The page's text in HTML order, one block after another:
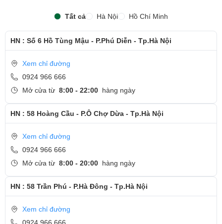
Bảo mật toàn diện chuẩn doanh nghiệp
Workstation HP còn được trang bị công nghệ chống nhìn trộm HP
Sure View Reflect, bảo mật hiển thị trên màn hình laptop, khi người
khác quan sát từ 2 phía sẽ không thể thấy được thông tin. Không
chỉ bảo mật ở màn hình, máy còn được trang bị thiết bị cảm biến
vân tay hiện đại mà hầu hết các laptop đời mới đều sở hữu, với
người khác biết được cách đăng nhập. Máy còn trang bị một cần
Tất cả Hà Nội Hồ Chí Minh
HN : Số 6 Hồ Tùng Mậu - P.Phú Diễn - Tp.Hà Nội
Xem chỉ đường
0924 966 666
Mở cửa từ 8:00 - 22:00 hàng ngày
HN : 58 Hoàng Cầu - P.Ô Chợ Dừa - Tp.Hà Nội
Xem chỉ đường
0924 966 666
Mở cửa từ 8:00 - 20:00 hàng ngày
HN : 58 Trần Phú - P.Hà Đông - Tp.Hà Nội
Xem chỉ đường